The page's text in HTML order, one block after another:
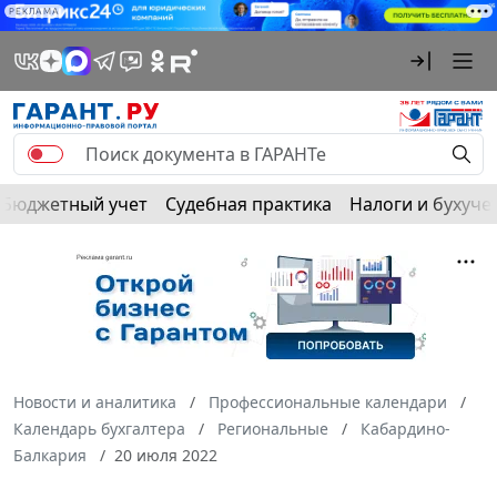
РЕКЛАМА
Бюджетный учет Судебная практика Налоги и
Новости и аналитика
Профессиональные календари
Календарь бухгалтера
Региональные
Кабардино-
Балкария
20 июля 2022